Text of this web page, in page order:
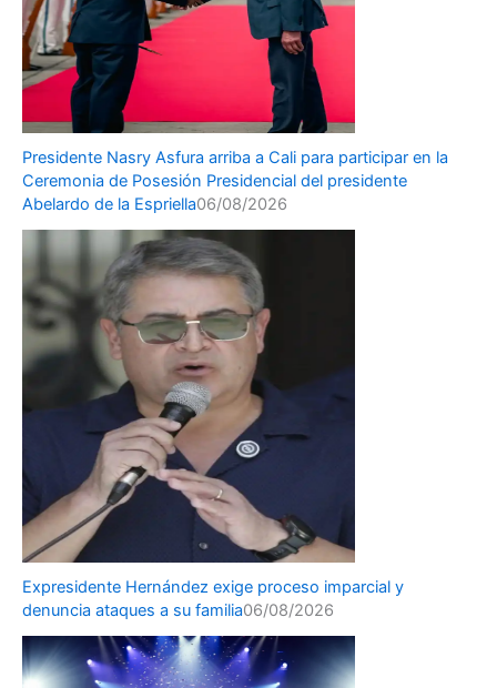
Presidente Nasry Asfura arriba a Cali para participar en la
Ceremonia de Posesión Presidencial del presidente
Abelardo de la Espriella06/08/2026
Expresidente Hernández exige proceso imparcial y
denuncia ataques a su familia06/08/2026